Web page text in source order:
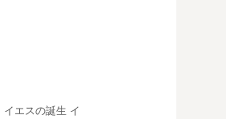
イエスの誕生 イ